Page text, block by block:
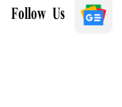
Follow Us